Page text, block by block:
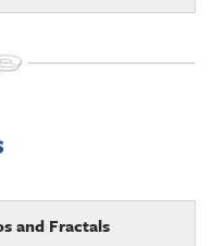
and Fractals